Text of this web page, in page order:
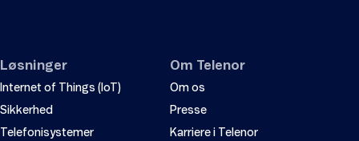
Løsninger
Internet of Things (IoT)
Sikkerhed
Telefonisystemer
Om Telenor
Om os
Presse
Karriere i Telenor